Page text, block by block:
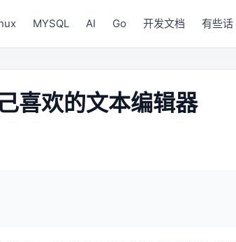
MYSQL AI Go 开发文档 有些话
喜欢的文本编辑器